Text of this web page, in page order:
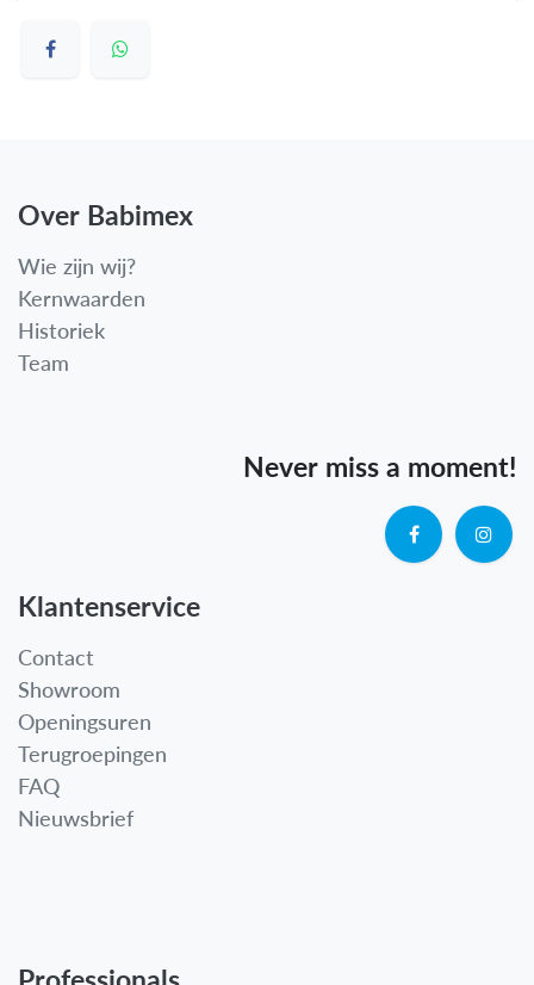
Over Babimex
Wie zijn wij?
Kernwaarden
Historiek
Team
Never miss a moment!
Klantenservice
Contact
Showroom
Openingsuren
Terugroepingen
FAQ
Nieuwsbrief